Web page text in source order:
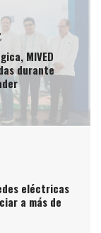
MIVED
durante
eléctricas
a más de